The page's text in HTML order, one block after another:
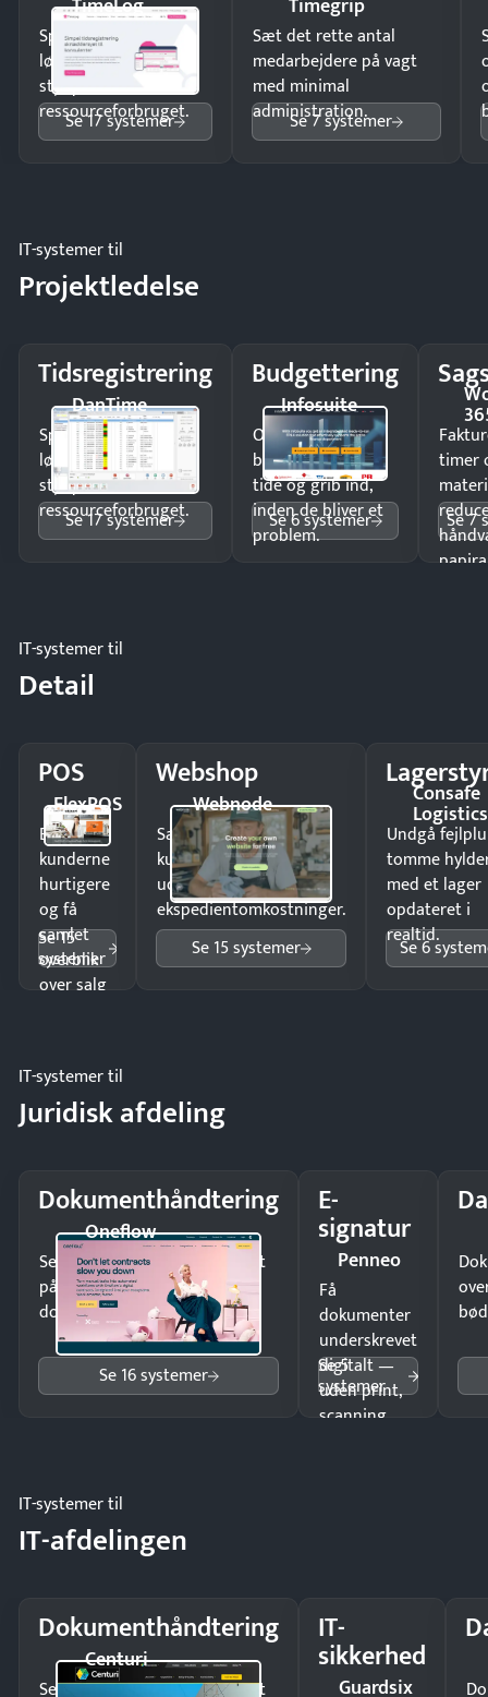
Spar tid på
lønberegning og få
styr på
ressourceforbruget.
Se 17 systemer
Sæt det rette antal
medarbejdere på vagt
med minimal
administration.
Se 7 systemer
IT-systemer til
Projektledelse
Tidsregistrering
DanTime
Spar tid på
lønberegning og få
styr på
ressourceforbruget.
Se 17 systemer
Budgettering
Infosuite
Opdag
budgetafvigelser i
tide og grib ind,
inden de bliver et
problem.
Se 6 systemer
timer
Se 7
IT-systemer til
Detail
POS
FlexPOS
Ekspedér
kunderne
hurtigere
og få
samlet
overblik
over salg
Se 15
systemer
Webshop
Webnode
Sælg produkter 24/7 til
kunder i hele landet
uden
ekspedientomkostninger.
Se 15 systemer
Consafe
Logistics
Undgå
tomme
med et lager
opdateret i
realtid.
Se 6
IT-systemer til
Juridisk afdeling
Dokumenthåndtering
Oneflow
Send kontrakter til underskrift
på minutter og mist ingen
dokumenter.
Se 16 systemer
E-
signatur
Penneo
Få
dokumenter
underskrevet
digitalt —
uden print,
scanning
Se 5
systemer
IT-systemer til
IT-afdelingen
Dokumenthåndtering
Centuri
Send kontrakter til underskrift
IT-
sikkerhed
Guardsix